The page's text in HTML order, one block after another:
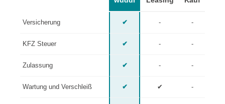
Versicherung ✔ - -
KFZ Steuer ✔ - -
Zulassung ✔ - -
Wartung und Verschleiß ✔ ✔ -